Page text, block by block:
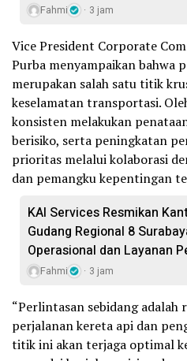
Fahmi 3 jam
Vice President Corporate
Purba menyampaikan bahwa
merupakan salah satu titik
keselamatan transportasi.
konsisten melakukan
berisiko, serta peningkatan
prioritas melalui kolaborasi
dan pemangku kepentingan
KAI Services Resmikan
Gudang Regional 8
Operasional dan Layanan
Fahmi 3 jam
“Perlintasan sebidang adalah
perjalanan kereta api dan
titik ini akan terjaga optimal